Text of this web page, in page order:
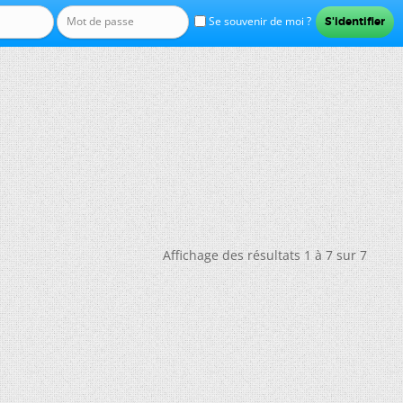
Se souvenir de moi ?
Affichage des résultats 1 à 7 sur 7